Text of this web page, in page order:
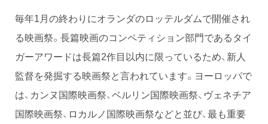
毎年1月の終わりにオランダのロッテルダムで開催され
る映画祭。長篇映画のコンペティション部門であるタイ
ガーアワードは長篇2作目以内に限っているため、新人
監督を発掘する映画祭と言われています。ヨーロッパで
は、カンヌ国際映画祭、ベルリン国際映画祭、ヴェネチア
国際映画祭、ロカルノ国際映画祭などと並び、最も重要